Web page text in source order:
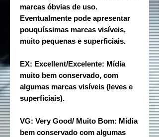
marcas óbvias de uso.
Eventualmente pode apresentar
pouquíssimas marcas visíveis,
muito pequenas e superficiais.
EX: Excellent/Excelente: Mídia
muito bem conservado, com
algumas marcas visíveis (leves e
superficiais).
VG: Very Good/ Muito Bom: Mídia
bem conservado com algumas